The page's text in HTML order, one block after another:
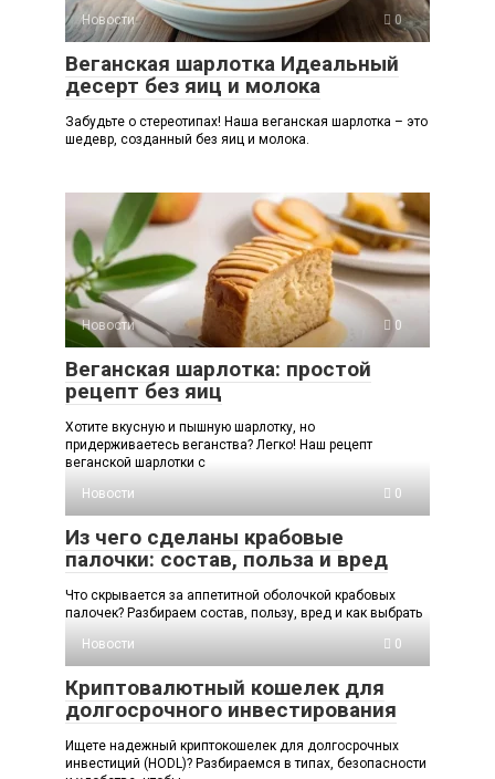
Новости 0
Веганская шарлотка Идеальный
десерт без яиц и молока
Забудьте о стереотипах! Наша веганская шарлотка – это
шедевр, созданный без яиц и молока.
Новости 0
Веганская шарлотка: простой
рецепт без яиц
Хотите вкусную и пышную шарлотку, но
придерживаетесь веганства? Легко! Наш рецепт
веганской шарлотки с
Новости
0
Из чего сделаны крабовые
палочки: состав, польза и вред
Что скрывается за аппетитной оболочкой крабовых
палочек? Разбираем состав, пользу, вред и как выбрать
Новости
0
Криптовалютный кошелек для
долгосрочного инвестирования
Ищете надежный криптокошелек для долгосрочных
инвестиций (HODL)? Разбираемся в типах, безопасности